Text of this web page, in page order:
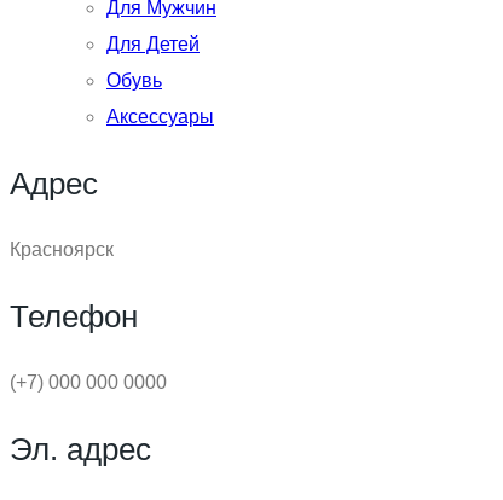
Для Мужчин
Для Детей
Обувь
Аксессуары
Адрес
Красноярск
Телефон
(+7) 000 000 0000
Эл. адрес